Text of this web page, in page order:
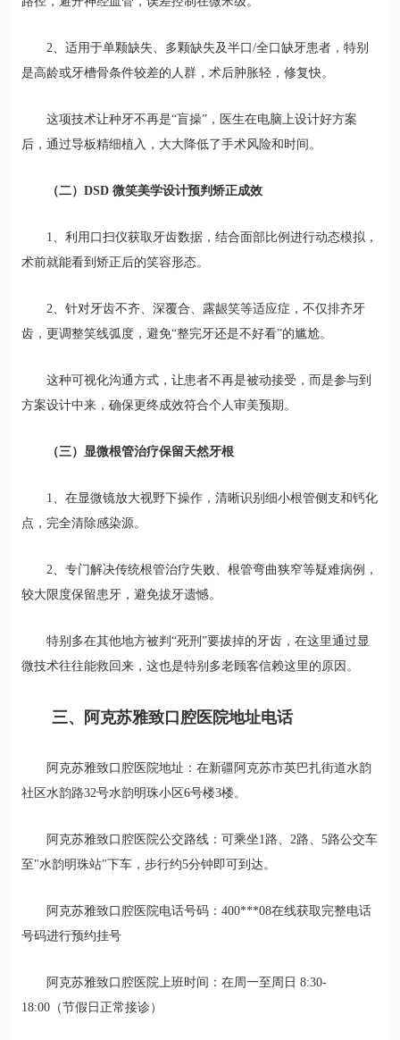
2、适用于单颗缺失、多颗缺失及半口/全口缺牙患者，特别
是高龄或牙槽骨条件较差的人群，术后肿胀轻，修复快。
这项技术让种牙不再是“盲操”，医生在电脑上设计好方案
后，通过导板精细植入，大大降低了手术风险和时间。
（二）DSD 微笑美学设计预判矫正成效
1、利用口扫仪获取牙齿数据，结合面部比例进行动态模拟，
术前就能看到矫正后的笑容形态。
2、针对牙齿不齐、深覆合、露龈笑等适应症，不仅排齐牙
齿，更调整笑线弧度，避免“整完牙还是不好看”的尴尬。
这种可视化沟通方式，让患者不再是被动接受，而是参与到
方案设计中来，确保更终成效符合个人审美预期。
（三）显微根管治疗保留天然牙根
1、在显微镜放大视野下操作，清晰识别细小根管侧支和钙化
点，完全清除感染源。
2、专门解决传统根管治疗失败、根管弯曲狭窄等疑难病例，
较大限度保留患牙，避免拔牙遗憾。
特别多在其他地方被判“死刑”要拔掉的牙齿，在这里通过显
微技术往往能救回来，这也是特别多老顾客信赖这里的原因。
三、阿克苏雅致口腔医院地址电话
阿克苏雅致口腔医院地址：在新疆阿克苏市英巴扎街道水韵
社区水韵路32号水韵明珠小区6号楼3楼。
阿克苏雅致口腔医院公交路线：可乘坐1路、2路、5路公交车
至"水韵明珠站"下车，步行约5分钟即可到达。
阿克苏雅致口腔医院电话号码：400***08在线获取完整电话
号码进行预约挂号
阿克苏雅致口腔医院上班时间：在周一至周日 8:30-
18:00（节假日正常接诊）